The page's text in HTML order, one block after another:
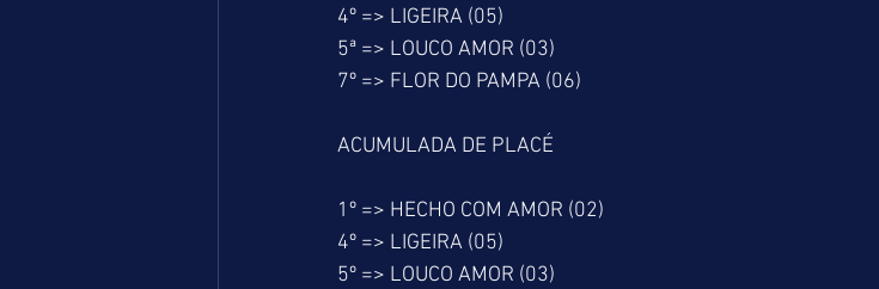
4º => LIGEIRA (05)
5ª => LOUCO AMOR (03)
7º => FLOR DO PAMPA (06)
ACUMULADA DE PLACÉ
1º => HECHO COM AMOR (02)
4º => LIGEIRA (05)
5º => LOUCO AMOR (03)